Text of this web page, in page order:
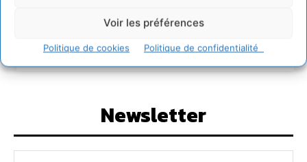
Voir les préférences
Politique de cookies Politique de confidentialité
IPBES : le « GIEC de la biodiversité » appelle les
entreprises à devenir des alliées du vivant
4 août 2026
Newsletter